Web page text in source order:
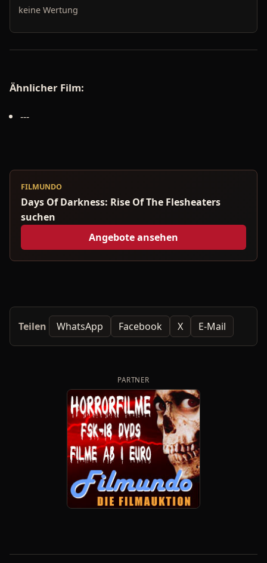
keine Wertung
Ähnlicher Film:
---
FILMUNDO
Days Of Darkness: Rise Of The Flesheaters
suchen
Angebote ansehen
Teilen WhatsApp Facebook X E-Mail
PARTNER